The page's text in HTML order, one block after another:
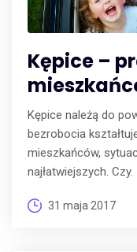
Kępice –
Kępice należą do
bezrobocia
mieszkańców,
najłatwiejszych. Czy.
31 maja 2017